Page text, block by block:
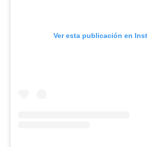
Ver esta publicación en